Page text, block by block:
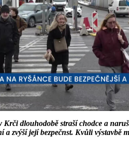
dlouhodobě straší chodce a
zvýší její bezpečnst. Kvůli výstavbě